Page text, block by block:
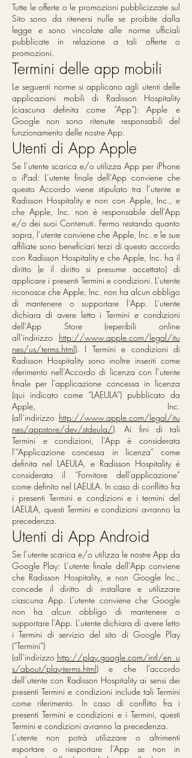
Tutte le offerte o le promozioni pubblicizzate sul
Sito sono da ritenersi nulle se proibite dalla
legge e sono vincolate alle norme ufficiali
pubblicate in relazione a tali offerte o
promozioni.
Termini delle app mobili
Le seguenti norme si applicano agli utenti delle
applicazioni mobili di Radisson Hospitality
(ciascuna definita come “App”): Apple e
Google non sono ritenute responsabili del
funzionamento delle nostre App.
Utenti di App Apple
Se l’utente scarica e/o utilizza App per iPhone
o iPad: L’utente finale dell’App conviene che
questo Accordo viene stipulato tra l’utente e
Radisson Hospitality e non con Apple, Inc., e
che Apple, Inc. non è responsabile dell’App
e/o dei suoi Contenuti. Fermo restando quanto
sopra, l’utente conviene che Apple, Inc. e le sue
affiliate sono beneficiari terzi di questo accordo
con Radisson Hospitality e che Apple, Inc. ha il
diritto (e il diritto si presume accettato) di
applicare i presenti Termini e condizioni. L’utente
riconosce che Apple, Inc. non ha alcun obbligo
di mantenere o supportare l’App. L’utente
dichiara di avere letto i Termini e condizioni
dell’App Store (reperibili online
all’indirizzo http://www.apple.com/legal/itu
nes/us/terms.html). I Termini e condizioni di
Radisson Hospitality sono inoltre inseriti come
riferimento nell’Accordo di licenza con l’utente
finale per l’applicazione concessa in licenza
(qui indicato come “LAEULA”) pubblicato da
Apple, Inc.
(all’indirizzo http://www.apple.com/legal/itu
nes/appstore/dev/stdeula/). Ai fini di tali
Termini e condizioni, l’App è considerata
l'“Applicazione concessa in licenza” come
definita nel LAEULA, e Radisson Hospitality è
considerata il “Fornitore dell’applicazione”
come definito nel LAEULA. In caso di conflitto fra
i presenti Termini e condizioni e i termini del
LAEULA, questi Termini e condizioni avranno la
precedenza.
Utenti di App Android
Se l’utente scarica e/o utilizza le nostre App da
Google Play: L’utente finale dell’App conviene
che Radisson Hospitality, e non Google Inc.,
concede il diritto di installare e utilizzare
ciascuna App. L’utente conviene che Google
non ha alcun obbligo di mantenere o
supportare l’App. L’utente dichiara di avere letto
i Termini di servizio del sito di Google Play
(“Termini”)
(all’indirizzo http://play.google.com/intl/en_u
s/about/play-terms.html) e che l’accordo
dell’utente con Radisson Hospitality ai sensi dei
presenti Termini e condizioni include tali Termini
come riferimento. In caso di conflitto fra i
presenti Termini e condizioni e i Termini, questi
Termini e condizioni avranno la precedenza.
L’utente non potrà utilizzare o altrimenti
esportare o riesportare l’App se non in